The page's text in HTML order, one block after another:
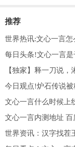
推荐
世界热讯:文心一言
【独家】释一刀说，
文心一言什么时候上
文心一言内测地址